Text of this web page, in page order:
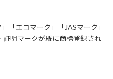
「エコマーク」「JASマーク」
証明マークが既に商標登録され